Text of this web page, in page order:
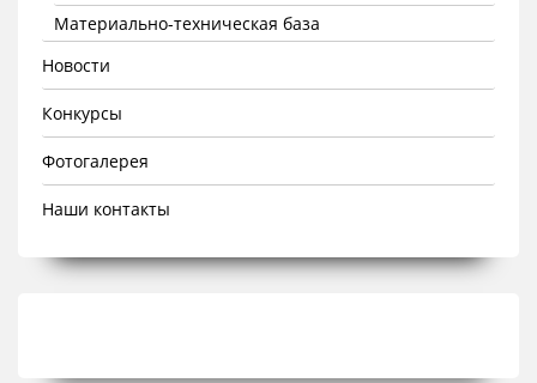
Материально-техническая база
Новости
Конкурсы
Фотогалерея
Наши контакты